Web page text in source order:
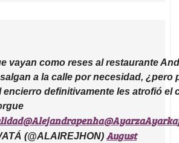
vayan como reses al restaurante
a la calle por necesidad, ¿pero
encierro definitivamente les atrofió el
@Alejandrapenha@AyarzaAyarka
(@ALAIREJHON) August